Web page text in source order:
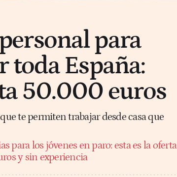
para
toda España:
50.000 euros
te permiten trabajar desde casa que
para los jóvenes en paro: esta es la oferta
y sin experiencia